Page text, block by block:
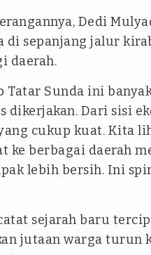
Dedi
di sepanjang jalur
daerah.
Tatar Sunda ini
dikerjakan. Dari sisi
cukup kuat. Kita
ke berbagai daerah
lebih bersih. Ini
sejarah baru
jutaan warga turun